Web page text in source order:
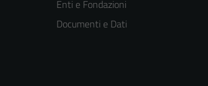
Enti e Fondazioni
Documenti e Dati